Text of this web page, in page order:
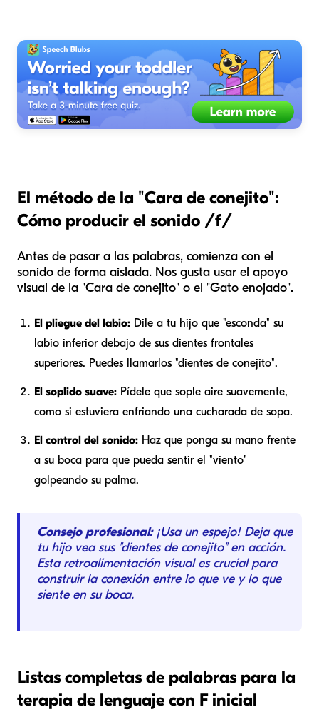
El método de la "Cara de conejito":
Cómo producir el sonido /f/
Antes de pasar a las palabras, comienza con el
sonido de forma aislada. Nos gusta usar el apoyo
visual de la "Cara de conejito" o el "Gato enojado".
El pliegue del labio: Dile a tu hijo que "esconda" su
labio inferior debajo de sus dientes frontales
superiores. Puedes llamarlos "dientes de conejito".
El soplido suave: Pídele que sople aire suavemente,
como si estuviera enfriando una cucharada de sopa.
El control del sonido: Haz que ponga su mano frente
a su boca para que pueda sentir el "viento"
golpeando su palma.
Consejo profesional:¡Usa un espejo! Deja que
tu hijo vea sus "dientes de conejito" en acción.
Esta retroalimentación visual es crucial para
construir la conexión entre lo que ve y lo que
siente en su boca.
Listas completas de palabras para la
terapia de lenguaje con F inicial